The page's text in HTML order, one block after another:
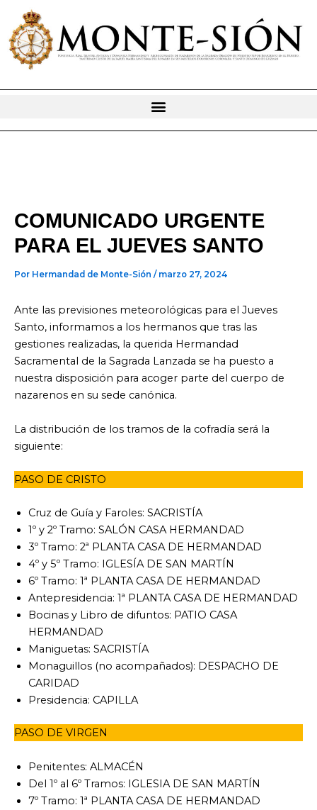
contenido
COMUNICADO URGENTE
PARA EL JUEVES SANTO
Por Hermandad de Monte-Sión / marzo 27, 2024
Ante las previsiones meteorológicas para el Jueves
Santo, informamos a los hermanos que tras las
gestiones realizadas, la querida Hermandad
Sacramental de la Sagrada Lanzada se ha puesto a
nuestra disposición para acoger parte del cuerpo de
nazarenos en su sede canónica.
La distribución de los tramos de la cofradía será la
siguiente:
PASO DE CRISTO
Cruz de Guía y Faroles: SACRISTÍA
1º y 2º Tramo: SALÓN CASA HERMANDAD
3º Tramo: 2ª PLANTA CASA DE HERMANDAD
4º y 5º Tramo: IGLESÍA DE SAN MARTÍN
6º Tramo: 1ª PLANTA CASA DE HERMANDAD
Antepresidencia: 1ª PLANTA CASA DE HERMANDAD
Bocinas y Libro de difuntos: PATIO CASA
HERMANDAD
Maniguetas: SACRISTÍA
Monaguillos (no acompañados): DESPACHO DE
CARIDAD
Presidencia: CAPILLA
PASO DE VIRGEN
Penitentes: ALMACÉN
Del 1º al 6º Tramos: IGLESIA DE SAN MARTÍN
7º Tramo: 1ª PLANTA CASA DE HERMANDAD